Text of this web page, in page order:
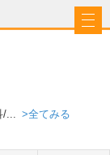
... 全てみる